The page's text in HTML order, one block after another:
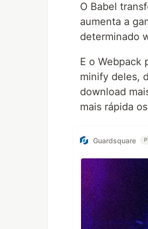
O Babel
aumenta a
determinado
E o Webpack
minify deles,
download
mais rápida
Guardsquare